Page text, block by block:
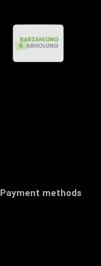
Payment methods